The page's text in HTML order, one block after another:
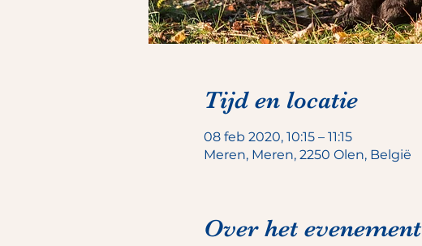
Tijd en locatie
08 feb 2020, 10:15 – 11:15
Meren, Meren, 2250 Olen, België
Over het evenement